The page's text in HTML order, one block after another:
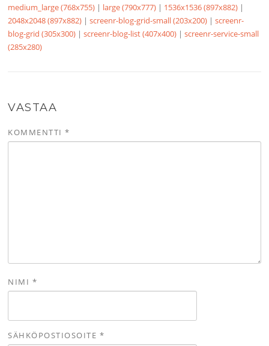
medium_large (768x755) | large (790x777) | 1536x1536 (897x882) |
2048x2048 (897x882) |screenr-blog-grid-small (203x200) |screenr-
blog-grid (305x300) |screenr-blog-list (407x400) |screenr-service-small
(285x280)
VASTAA
KOMMENTTI*
NIMI *
SÄHKÖPOSTIOSOITE *